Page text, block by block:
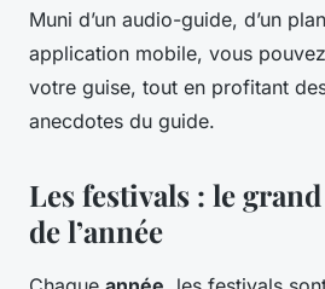
Muni d’un audio-guide, d’un
application mobile, vous
votre guise, tout en profitant
anecdotes du guide.
Les festivals : le
de l’année